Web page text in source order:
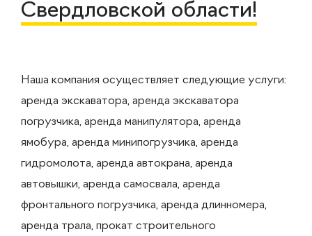
Свердловской области!
Наша компания осуществляет следующие услуги:
аренда экскаватора, аренда экскаватора
погрузчика, аренда манипулятора, аренда
ямобура, аренда минипогрузчика, аренда
гидромолота, аренда автокрана, аренда
автовышки, аренда самосвала, аренда
фронтального погрузчика, аренда длинномера,
аренда трала, прокат строительного